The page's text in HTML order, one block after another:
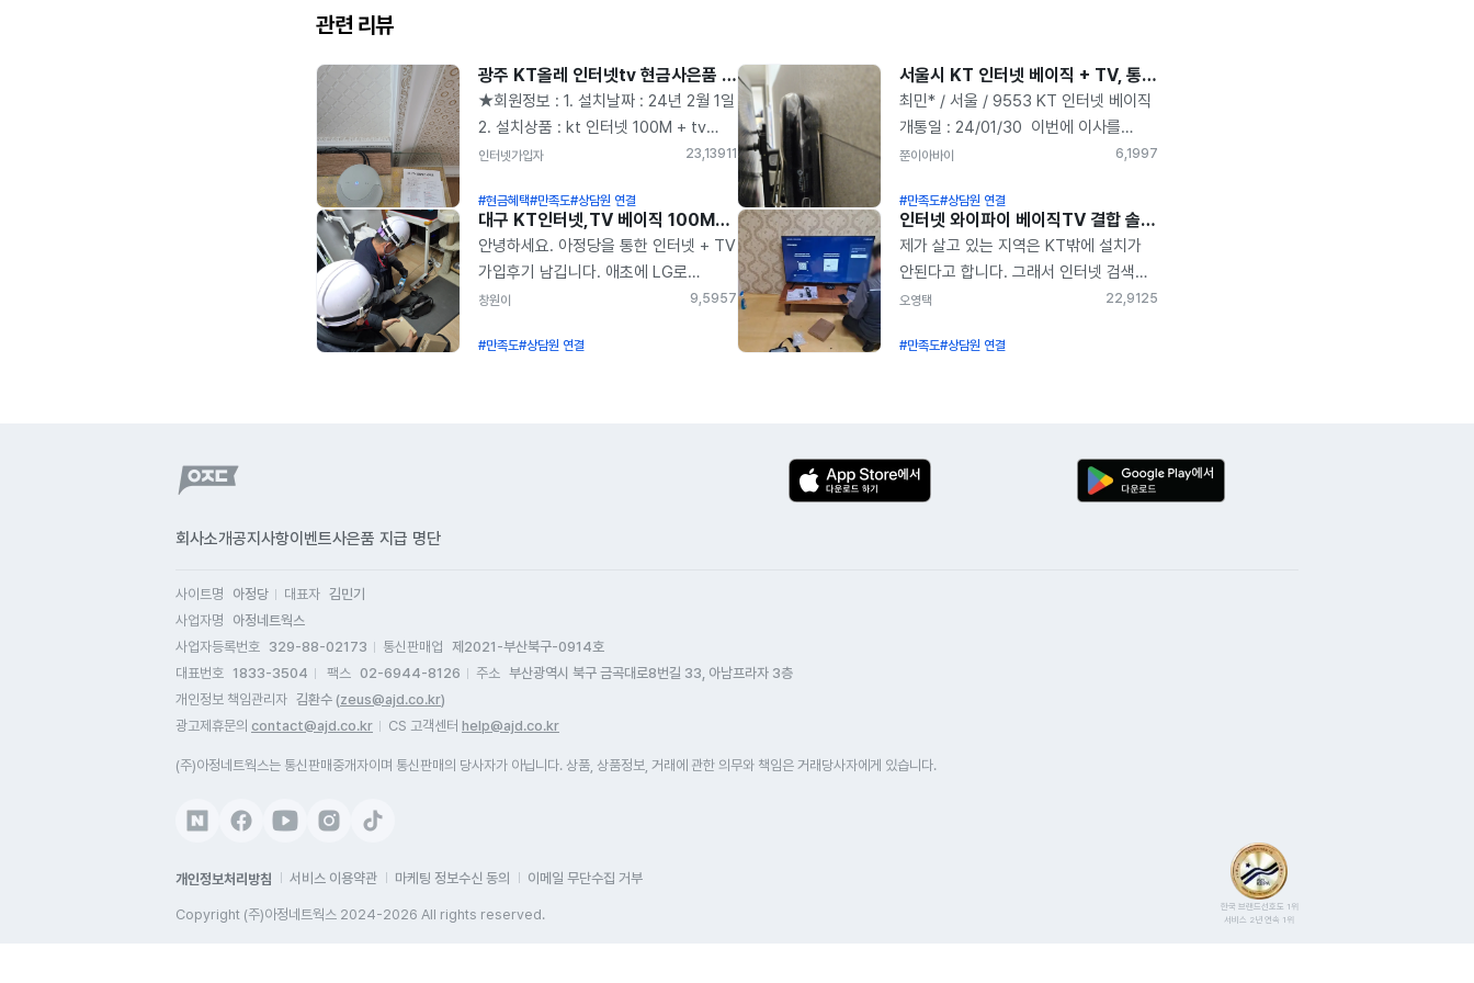
관련 리뷰
광주 KT올레 인터넷tv 현금사은품 지니TV 베이직 솔직한 아정당가입 후기
★회원정보 : 1. 설치날짜 : 24년 2월 1일
2. 설치상품 : kt 인터넷 100M + tv
베이직, 와이파이 3. 나상* 4. 휴대폰 :
100메가 + 베이직 tv 상품에
가입했습니다. 기존 SK 3년 사용했구요
~ 약정 마친 후에 다시 아정당 통해서
가입하면 5만원을 추가 사은품으로
지급한다고 하니 재 약정 생각하시는
분들은 꼭 아정당 통해서 많은 혜택
인터넷가입자 23,13911
#현금혜택#만족도#상담원 연결
서울시 KT 인터넷 베이직 + TV, 통신사 변경 솔직한 가입 설치 후기
최민* / 서울 / 9553 KT 인터넷 베이직
개통일 : 24/01/30 ​ 이번에 이사를
하면서 오래 사용했던 SKB 인터넷을
지인이 가입했던 아정당을 소개받아
이용하게 되었습니다. 기사님은 약속
시간을 맞춰서 정확하게 방문 해주셨고
사전 작업 이후에 셋탑을 설치해주시고
빠르게 작업을 마무리 해주셨습니다
원래 있던 공유기를 사용할 계획이라
있습니다 ^^ 컴퓨터 방에 공유기도
연결해서 잘 사용하고 있습니다. 사은품
쭌이아바이 6,1997
#만족도#상담원 연결
대구 KT인터넷,TV 베이직 100MB 솔직한 가입설치 후기
안녕하세요. 아정당을 통한 인터넷 + TV
가입후기 남깁니다. 애초에 LG로
가입신청 하였으나 비대칭으로 들어온다
때문에 여기저기 비교 많이 하시면서
창원이 9,5957
#만족도#상담원 연결
인터넷 와이파이 베이직TV 결합 솔직한 가입설치 후기
제가 살고 있는 지역은 KT밖에 설치가
안된다고 합니다. 그래서 인터넷 검색을
통해 KT 인터넷 사은품 지급이 가장
지급이 가장 많아 설치하기로
개인 사정으로 설치 날짜를 1~2일
앞당겨야 했습니다. 최대한 빨리 설치를
해야 되는 상황이 생겨 늦은 시간에
빠르고 와이파이 이용도 잘 됩니다.
오영택 22,9125
#만족도#상담원 연결
회사소개공지사항이벤트사은품 지급 명단
사이트명 아정당 대표자 김민기
사업자명
아정네트웍스
사업자등록번호 329-88-02173 통신판매업
제2021-부산북구-0914호
대표번호 1833-3504 팩스 02-6944-8126 주소 부산광역시 북구 금곡대로8번길 33, 아남프라자 3층
개인정보 책임관리자 김환수 (zeus@ajd.co.kr)
광고제휴문의 contact@ajd.co.kr CS 고객센터 help@ajd.co.kr
(주)아정네트웍스는 통신판매중개자이며 통신판매의 당사자가 아닙니다. 상품, 상품정보, 거래에 관한 의무와 책임은 거래당사자에게 있습니다.
개인정보처리방침 서비스 이용약관 마케팅 정보수신 동의 이메일 무단수집 거부
Copyright (주)아정네트웍스 2024-2026 All rights reserved.
한국 브랜드선호도 1위
서비스 2년 연속 1위